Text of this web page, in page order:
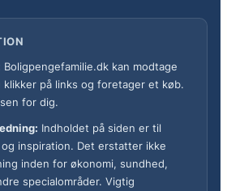
Boligpengefamilie.dk kan modtage
klikker på links og foretager et køb.
for dig.
Indholdet på siden er til
inspiration. Det erstatter ikke
inden for økonomi, sundhed,
specialområder. Vigtig